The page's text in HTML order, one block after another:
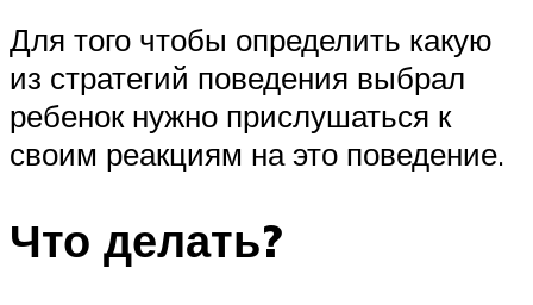
Для того чтобы определить какую
из стратегий поведения выбрал
ребенок нужно прислушаться к
своим реакциям на это поведение.
Что делать?